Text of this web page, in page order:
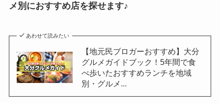
メ別におすすめ店を探せます♪
あわせて読みたい
【地元民ブロガーおすすめ】大分
グルメガイドブック！5年間で食
べ歩いたおすすめランチを地域
別・グルメ...